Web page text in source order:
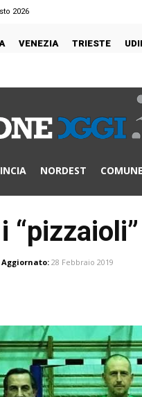
2026
VENEZIA TRIESTE
NORDEST
Aggiornato: 28 Febbraio 2019